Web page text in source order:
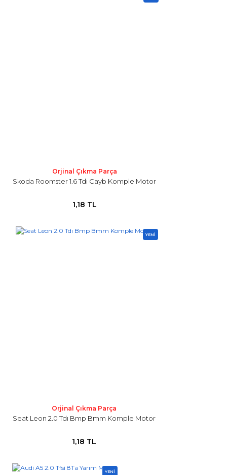
Orjinal Çıkma Parça
Skoda Roomster 1.6 Tdı Cayb Komple Motor
1,18 TL
YENİ
Orjinal Çıkma Parça
Seat Leon 2.0 Tdı Bmp Bmm Komple Motor
1,18 TL
YENİ